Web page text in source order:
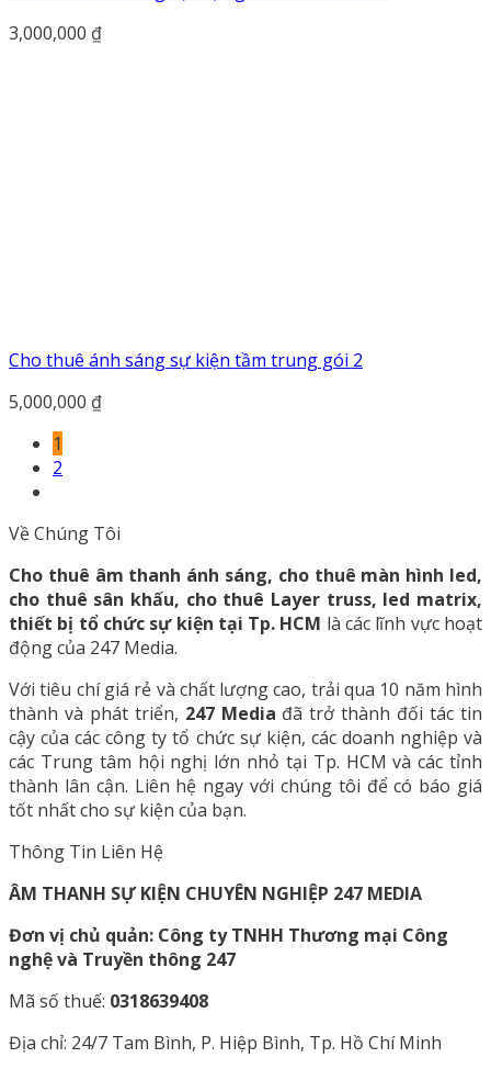
3,000,000 ₫
Cho thuê ánh sáng sự kiện tầm trung gói 2
5,000,000 ₫
1
2
Về Chúng Tôi
Cho thuê âm thanh ánh sáng, cho thuê màn hình led,
cho thuê sân khấu, cho thuê Layer truss, led matrix,
thiết bị tổ chức sự kiện tại Tp. HCM là các lĩnh vực hoạt
động của 247 Media.
Với tiêu chí giá rẻ và chất lượng cao, trải qua 10 năm hình
thành và phát triển, 247 Media đã trở thành đối tác tin
cậy của các công ty tổ chức sự kiện, các doanh nghiệp và
các Trung tâm hội nghị lớn nhỏ tại Tp. HCM và các tỉnh
thành lân cận. Liên hệ ngay với chúng tôi để có báo giá
tốt nhất cho sự kiện của bạn.
Thông Tin Liên Hệ
ÂM THANH SỰ KIỆN CHUYÊN NGHIỆP 247 MEDIA
Đơn vị chủ quản: Công ty TNHH Thương mại Công
nghệ và Truyền thông 247
Mã số thuế: 0318639408
Địa chỉ: 24/7 Tam Bình, P. Hiệp Bình, Tp. Hồ Chí Minh